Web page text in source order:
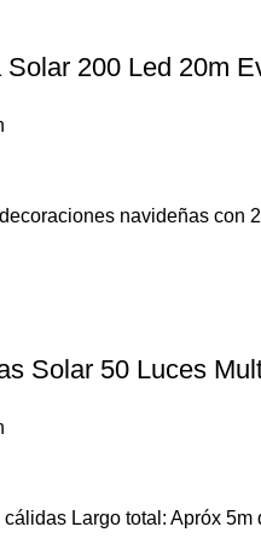
200 Led 20m
navideñas con
Solar 50 Luces
Largo total: Apróx